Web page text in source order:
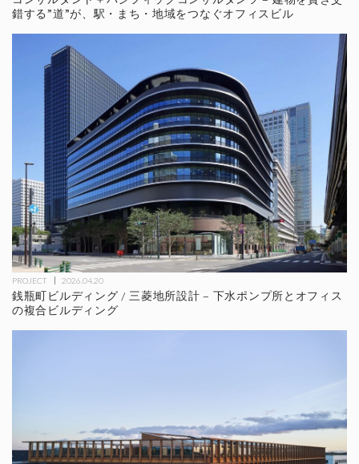
錯する”道”が、駅・まち・地域をつなぐオフィスビル
PROJECT 2026.04.20
銭瓶町ビルディング / 三菱地所設計 – 下水ポンプ所とオフィス
の複合ビルディング